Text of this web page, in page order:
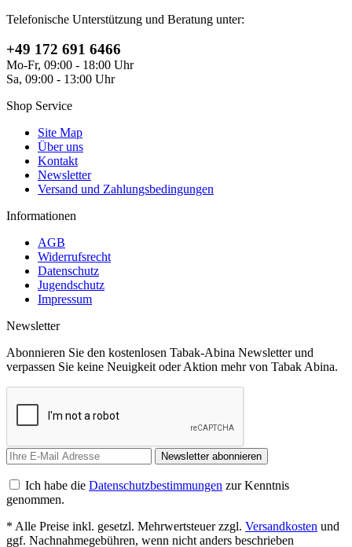
Telefonische Unterstützung und Beratung unter:
+49 172 691 6466
Mo-Fr, 09:00 - 18:00 Uhr
Sa, 09:00 - 13:00 Uhr
Shop Service
Site Map
Über uns
Kontakt
Newsletter
Versand und Zahlungsbedingungen
Informationen
AGB
Widerrufsrecht
Datenschutz
Jugendschutz
Impressum
Newsletter
Abonnieren Sie den kostenlosen Tabak-Abina Newsletter und
verpassen Sie keine Neuigkeit oder Aktion mehr von Tabak Abina.
Newsletter abonnieren
Ich habe die Datenschutzbestimmungen zur Kenntnis
genommen.
* Alle Preise inkl. gesetzl. Mehrwertsteuer zzgl. Versandkosten und
ggf. Nachnahmegebühren, wenn nicht anders beschrieben